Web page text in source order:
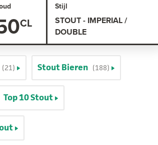
Stijl
STOUT - IMPERIAL /
DOUBLE
(21) Stout Bieren (188)
Top 10 Stout